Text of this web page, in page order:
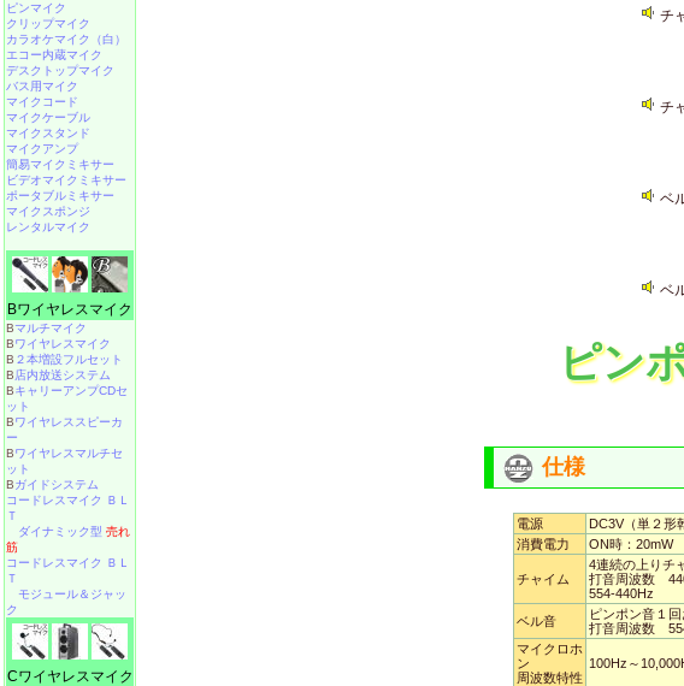
チ
チ
ベ
ベ
ピン
仕様
電源 DC3V（単２
消費電力
ON時：20mW
チャイム
4連続の上りチ
打音周波数
554-440Hz
ベル音
ピンポン音１
打音周波数
マイクロホ
ン
周波数特性
100Hz～
ピンマイク
クリップマイク
カラオケマイク（白）
エコー内蔵マイク
デスクトップマイク
バス用マイク
マイクコード
マイクケーブル
マイクスタンド
マイクアンプ
簡易マイクミキサー
ビデオマイクミキサー
ポータブルミキサー
マイクスポンジ
レンタルマイク
Bワイヤレスマイク
Bマルチマイク
Bワイヤレスマイク
B ２本増設フルセット
B店内放送システム
BキャリーアンプCDセ
ット
Bワイヤレススピーカ
ー
Bワイヤレスマルチセ
ット
Bガイドシステム
コードレスマイク ＢＬ
Ｔ
ダイナミック型 売れ
筋
コードレスマイク ＢＬ
Ｔ
モジュール＆ジャッ
ク
Cワイヤレスマイク